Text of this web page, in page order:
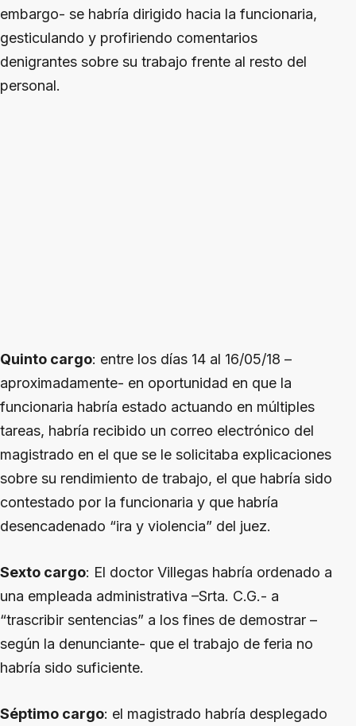
embargo- se habría dirigido hacia la funcionaria,
gesticulando y profiriendo comentarios
denigrantes sobre su trabajo frente al resto del
personal.
Quinto cargo: entre los días 14 al 16/05/18 –
aproximadamente- en oportunidad en que la
funcionaria habría estado actuando en múltiples
tareas, habría recibido un correo electrónico del
magistrado en el que se le solicitaba explicaciones
sobre su rendimiento de trabajo, el que habría sido
contestado por la funcionaria y que habría
desencadenado “ira y violencia” del juez.
Sexto cargo: El doctor Villegas habría ordenado a
una empleada administrativa –Srta. C.G.- a
“trascribir sentencias” a los fines de demostrar –
según la denunciante- que el trabajo de feria no
habría sido suficiente.
Séptimo cargo: el magistrado habría desplegado